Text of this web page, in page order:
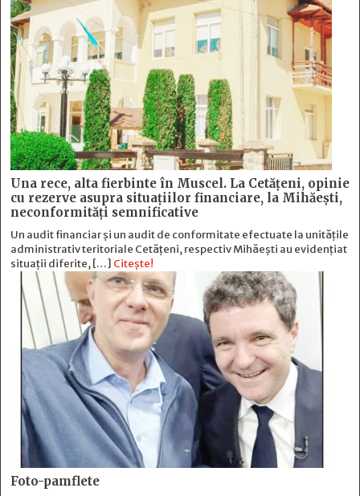
Una rece, alta fierbinte în Muscel. La Cetăţeni, opinie
cu rezerve asupra situaţiilor financiare, la Mihăeşti,
neconformităţi semnificative
Un audit financiar și un audit de conformitate efectuate la unitățile
administrativ teritoriale Cetățeni, respectiv Mihăești au evidențiat
situații diferite, […] Citește!
Foto-pamflete